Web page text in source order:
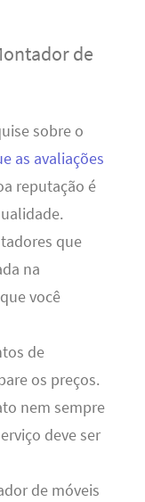
de
sobre o
as avaliações
reputação é
que
na
você
de
os preços.
nem sempre
deve ser
de móveis